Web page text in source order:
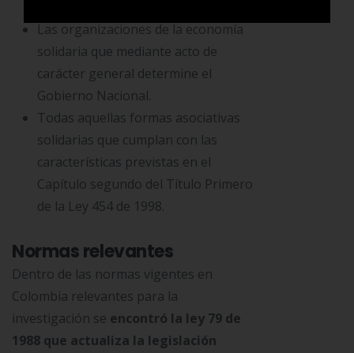
Las organizaciones de la economía
solidaria que mediante acto de
carácter general determine el
Gobierno Nacional.
Todas aquellas formas asociativas
solidarias que cumplan con las
características previstas en el
Capítulo segundo del Título Primero
de la Ley 454 de 1998.
Normas relevantes
Dentro de las normas vigentes en
Colombia relevantes para la
investigación se encontró la ley 79 de
1988 que actualiza la legislación